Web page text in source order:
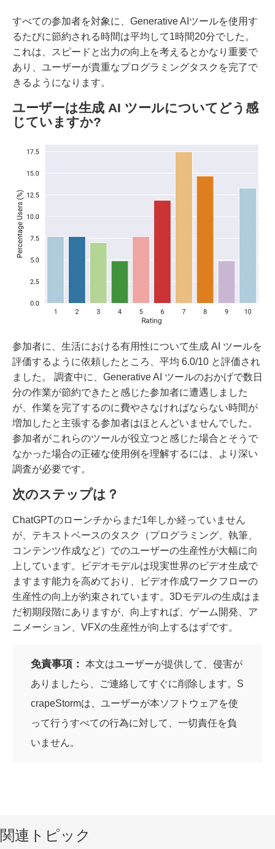
すべての参加者を対象に、Generative AIツールを使用す
るたびに節約される時間は平均して1時間20分でした。
これは、スピードと出力の向上を考えるとかなり重要で
あり、ユーザーが貴重なプログラミングタスクを完了で
きるようになります。
ユーザーは生成 AI ツールについてどう感
じていますか?
参加者に、生活における有用性について生成 AI ツールを
評価するように依頼したところ、平均 6.0/10 と評価され
ました。 調査中に、Generative AI ツールのおかげで数日
分の作業が節約できたと感じた参加者に遭遇しました
が、作業を完了するのに費やさなければならない時間が
増加したと主張する参加者はほとんどいませんでした。
参加者がこれらのツールが役立つと感じた場合とそうで
なかった場合の正確な使用例を理解するには、より深い
調査が必要です。
次のステップは？
ChatGPTのローンチからまだ1年しか経っていません
が、テキストベースのタスク（プログラミング、執筆、
コンテンツ作成など）でのユーザーの生産性が大幅に向
上しています。ビデオモデルは現実世界のビデオ生成で
ますます能力を高めており、ビデオ作成ワークフローの
生産性の向上が約束されています。3Dモデルの生成はま
だ初期段階にありますが、向上すれば、ゲーム開発、ア
ニメーション、VFXの生産性が向上するはずです。
免責事項： 本文はユーザーが提供して、侵害が
ありましたら、ご連絡してすぐに削除します。S
crapeStormは、ユーザーが本ソフトウェアを使
って行うすべての行為に対して、一切責任を負
いません。
関連トピック